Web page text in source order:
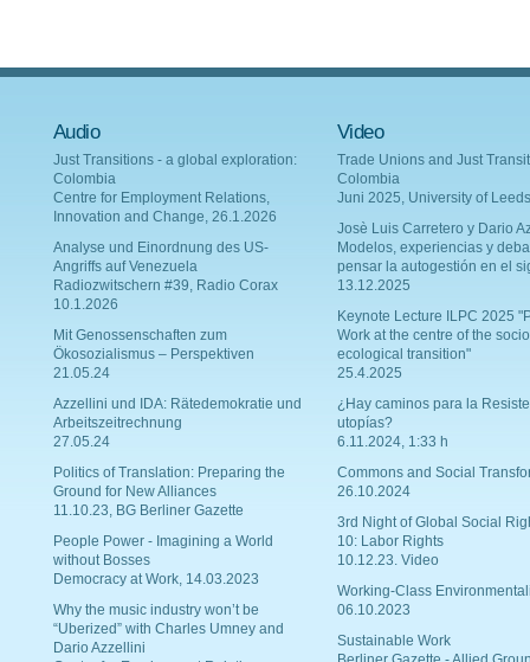
Audio
Just Transitions - a global exploration:
Colombia
Centre for Employment Relations,
Innovation and Change, 26.1.2026
Analyse und Einordnung des US-
Angriffs auf Venezuela
Radiozwitschern #39, Radio Corax
10.1.2026
Mit Genossenschaften zum
Ökosozialismus – Perspektiven
21.05.24
Azzellini und IDA: Rätedemokratie und
Arbeitszeitrechnung
27.05.24
Politics of Translation: Preparing the
Ground for New Alliances
11.10.23, BG Berliner Gazette
People Power - Imagining a World
without Bosses
Democracy at Work, 14.03.2023
Why the music industry won’t be
“Uberized” with Charles Umney and
Dario Azzellini
Video
Trade Unions and Just
Colombia
Juni 2025, University of Leeds
Josè Luis Carretero y Dario
Modelos, experiencias y
pensar la autogestión en el
13.12.2025
Keynote Lecture ILPC 2025
Work at the centre of the
ecological transition"
25.4.2025
¿Hay caminos para la
utopías?
6.11.2024, 1:33 h
Commons and Social
26.10.2024
3rd Night of Global Social
10: Labor Rights
10.12.23. Video
Working-Class
06.10.2023
Sustainable Work